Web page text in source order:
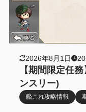
2026年8月1日
【期間限定任
ンスリー)
艦これ攻略情報